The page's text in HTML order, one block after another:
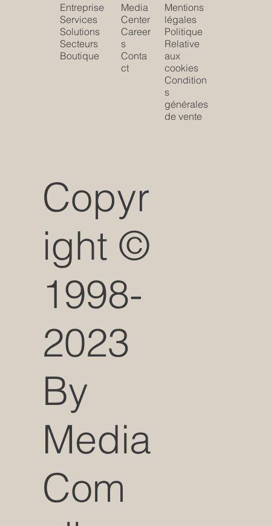
Copyr
ight ©
1998-
2023
By
Media
Com
Entreprise
Services
Solutions
Secteurs
Boutique
Media
Center
Career
s
Conta
ct
Mentions
légales
Politique
Relative
aux
cookies
Condition
s
générales
de vente